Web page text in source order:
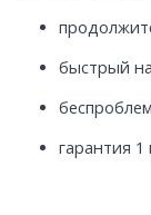
быстрый
гарантия 1